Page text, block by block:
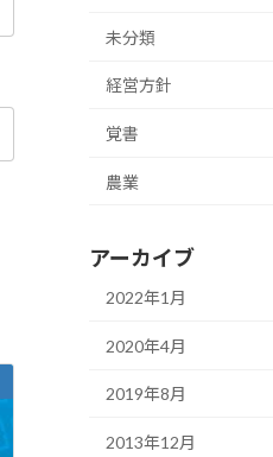
未分類
経営方針
覚書
農業
アーカイブ
2022年1月
2020年4月
2019年8月
2013年12月